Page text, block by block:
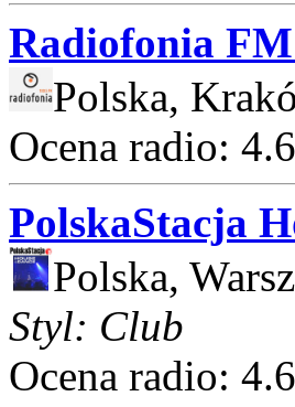
Radiofonia
Polska,
Ocena radio:
PolskaStacja
Polska,
Styl: Club
Ocena radio: